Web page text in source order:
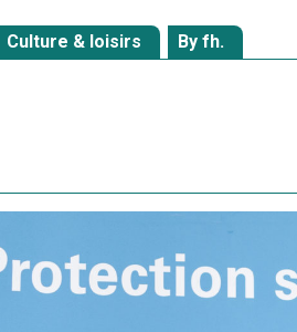
Culture & loisirs By fh.